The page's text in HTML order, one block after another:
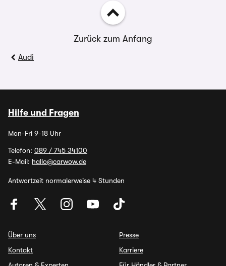
Zurück zum Anfang
Audi
Hilfe und Fragen
Mon-Fri 9-18 Uhr
Telefon: 089 / 745 34100
E-Mail: hallo@carwow.de
Antwortzeit normalerweise 4 Stunden
Über uns
Kontakt
Presse
Karriere